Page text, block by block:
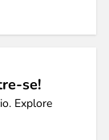
se!
Explore